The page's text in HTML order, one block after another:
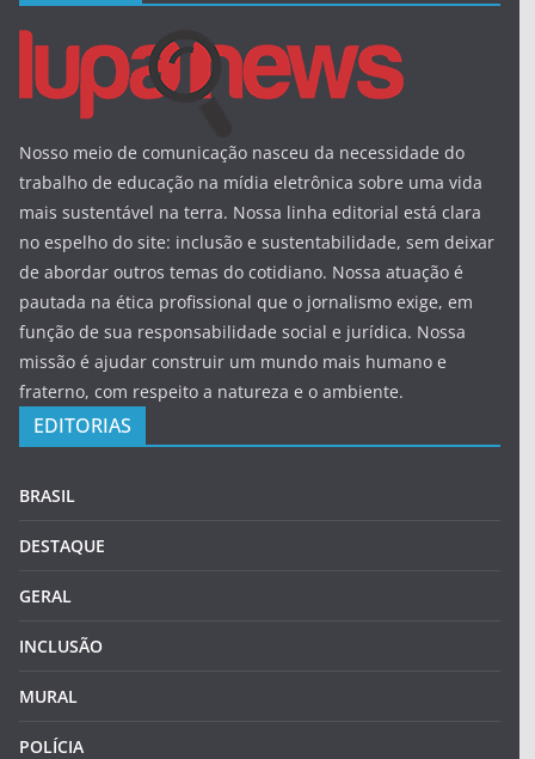
Nosso meio de comunicação nasceu da necessidade do
trabalho de educação na mídia eletrônica sobre uma vida
mais sustentável na terra. Nossa linha editorial está clara
no espelho do site: inclusão e sustentabilidade, sem deixar
de abordar outros temas do cotidiano. Nossa atuação é
pautada na ética profissional que o jornalismo exige, em
função de sua responsabilidade social e jurídica. Nossa
missão é ajudar construir um mundo mais humano e
fraterno, com respeito a natureza e o ambiente.
EDITORIAS
BRASIL
DESTAQUE
GERAL
INCLUSÃO
MURAL
POLÍCIA